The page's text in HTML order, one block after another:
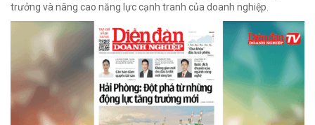
trưởng và nâng cao năng lực cạnh tranh của doanh nghiệp.